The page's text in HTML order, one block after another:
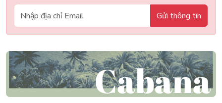
Gửi thông tin